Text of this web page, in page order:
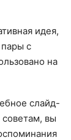
идея,
с
на
слайд-
вы